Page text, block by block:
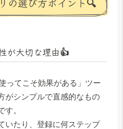
が大切な理由👍
ってこそ効果がある」ツー
がシンプルで直感的なもの
す。
いたり、登録に何ステップ